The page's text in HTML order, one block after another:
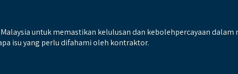
untuk memastikan kelulusan dan kebolehpercayaan
isu yang perlu difahami oleh kontraktor.